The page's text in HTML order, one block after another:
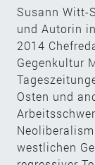
Susann
und Autorin
2014
Gegenkultur
Osten und
westlichen